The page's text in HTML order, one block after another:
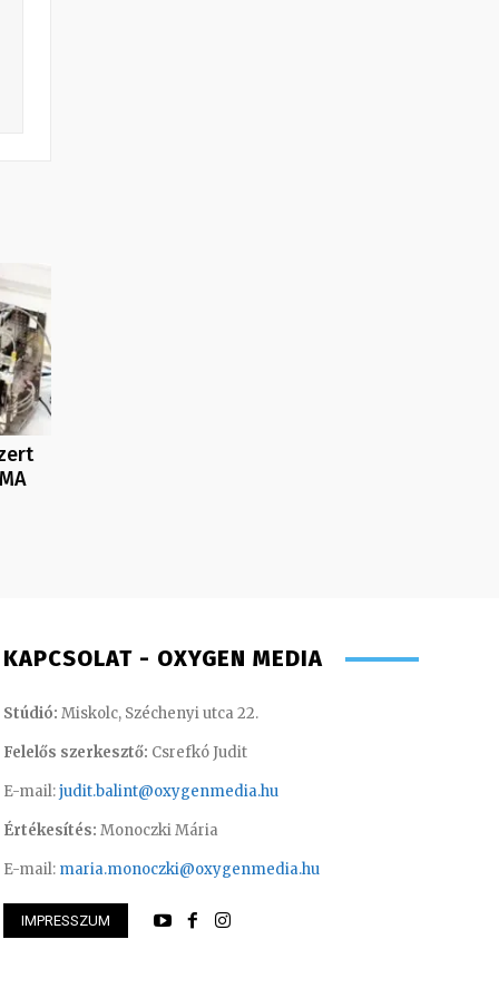
– sales manager
KAPCSOLAT - OXYGEN MEDIA
Stúdió: Miskolc, Széchenyi utca 22.
Felelős szerkesztő: Csrefkó Judit
E-mail:judit.balint@oxygenmedia.hu
Értékesítés: Monoczki Mária
E-mail: maria.monoczki@oxygenmedia.hu
IMPRESSZUM